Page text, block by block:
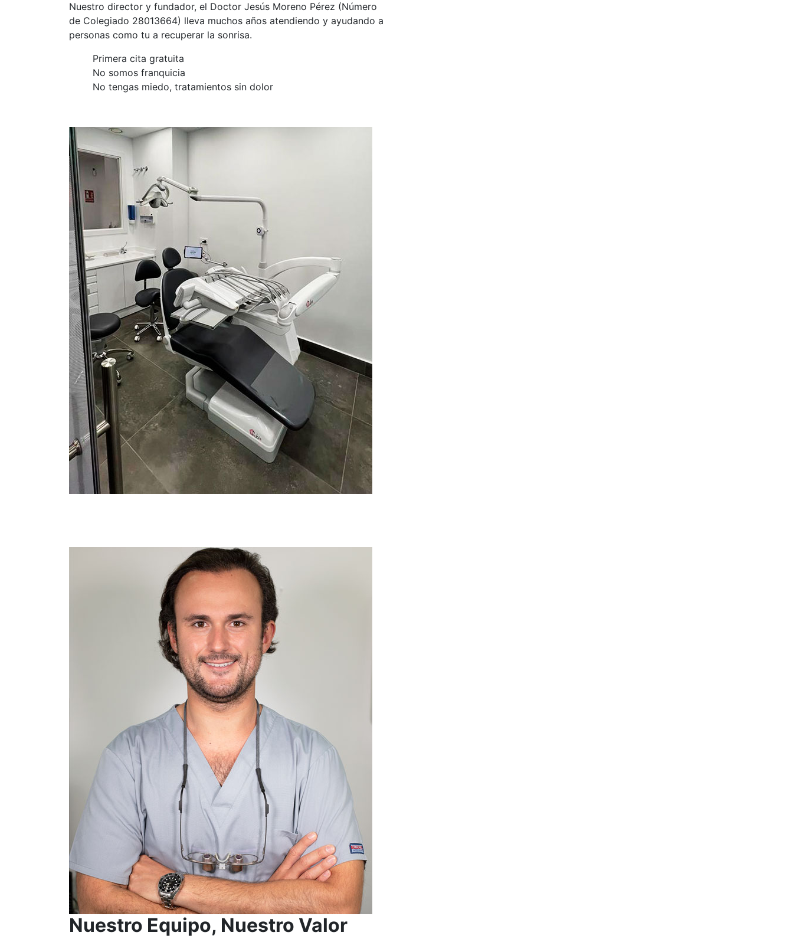
Nuestro director y fundador, el Doctor Jesús Moreno Pérez (Número
de Colegiado 28013664) lleva muchos años atendiendo y ayudando a
personas como tu a recuperar la sonrisa.
Primera cita gratuita
No somos franquicia
No tengas miedo, tratamientos sin dolor
Nuestro Equipo, Nuestro Valor